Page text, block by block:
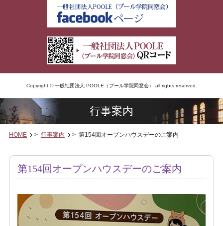
Copyright © 一般社団法人 POOLE（プール学院同窓会） all rights reserved.
行事案内
HOME > 行事案内 > 第154回オープンハウスデーのご案内
第154回オープンハウスデーのご案内